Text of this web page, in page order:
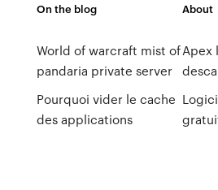
On the blog
World of warcraft mist of
pandaria private server
Pourquoi vider le cache
des applications
About
Apex